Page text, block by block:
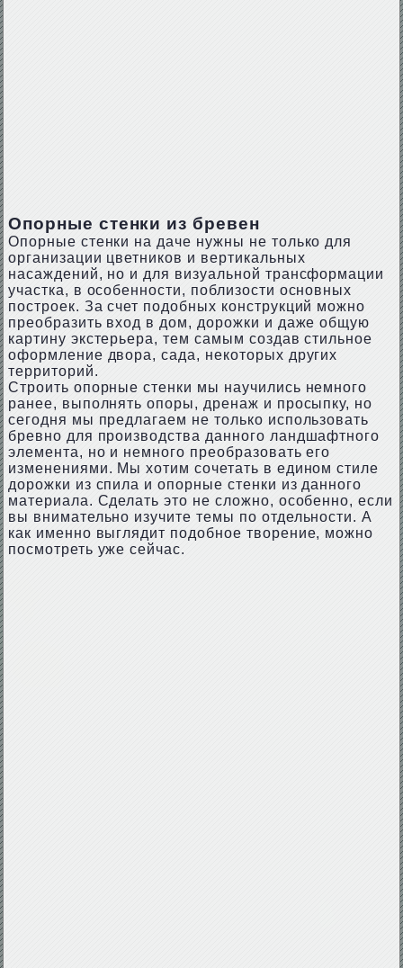
Опорные стенки из бревен
Опорные стенки на даче нужны не только для
организации цветников и вертикальных
насаждений, но и для визуальной трансформации
участка, в особенности, поблизости основных
построек. За счет подобных конструкций можно
преобразить вход в дом, дорожки и даже общую
картину экстерьера, тем самым создав стильное
оформление двора, сада, некоторых других
территорий.
Строить опорные стенки мы научились немного
ранее, выполнять опоры, дренаж и просыпку, но
сегодня мы предлагаем не только использовать
бревно для производства данного ландшафтного
элемента, но и немного преобразовать его
изменениями. Мы хотим сочетать в едином стиле
дорожки из спила и опорные стенки из данного
материала. Сделать это не сложно, особенно, если
вы внимательно изучите темы по отдельности. А
как именно выглядит подобное творение, можно
посмотреть уже сейчас.